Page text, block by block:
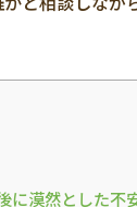
に漠然とした不